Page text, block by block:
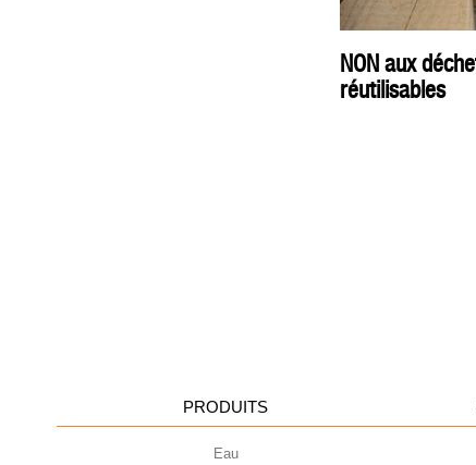
NON aux
réutilisables
PRODUITS
Eau